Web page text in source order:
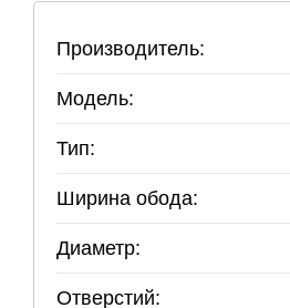
Производитель:
Модель:
Тип:
Ширина обода:
Диаметр:
Отверстий: